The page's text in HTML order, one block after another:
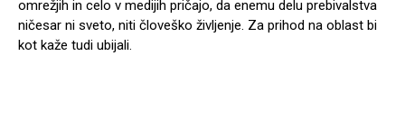
omrežjih in celo v medijih pričajo, da enemu delu prebivalstva
ničesar ni sveto, niti človeško življenje. Za prihod na oblast bi
kot kaže tudi ubijali.